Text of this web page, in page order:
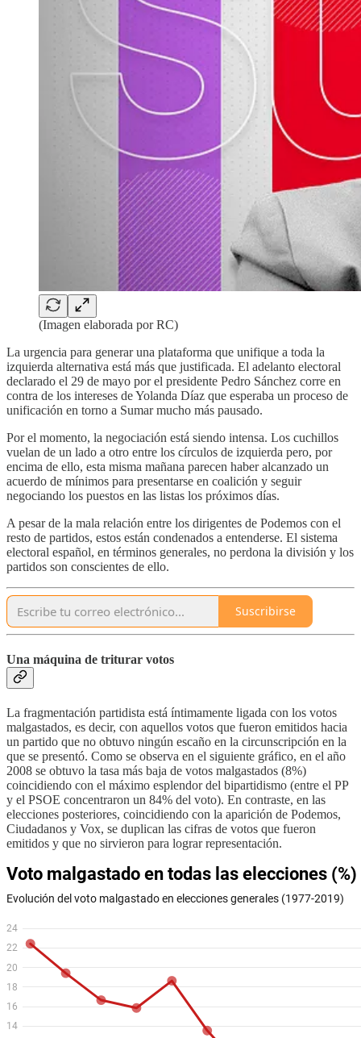
(Imagen elaborada por RC)
La urgencia para generar una plataforma que unifique a toda la
izquierda alternativa está más que justificada. El adelanto electoral
declarado el 29 de mayo por el presidente Pedro Sánchez corre en
contra de los intereses de Yolanda Díaz que esperaba un proceso de
unificación en torno a Sumar mucho más pausado.
Por el momento, la negociación está siendo intensa. Los cuchillos
vuelan de un lado a otro entre los círculos de izquierda pero, por
encima de ello, esta misma mañana parecen haber alcanzado un
acuerdo de mínimos para presentarse en coalición y seguir
negociando los puestos en las listas los próximos días.
A pesar de la mala relación entre los dirigentes de Podemos con el
resto de partidos, estos están condenados a entenderse. El sistema
electoral español, en términos generales, no perdona la división y los
partidos son conscientes de ello.
Suscribirse
Una máquina de triturar votos
La fragmentación partidista está íntimamente ligada con los votos
malgastados, es decir, con aquellos votos que fueron emitidos hacia
un partido que no obtuvo ningún escaño en la circunscripción en la
que se presentó. Como se observa en el siguiente gráfico, en el año
2008 se obtuvo la tasa más baja de votos malgastados (8%)
coincidiendo con el máximo esplendor del bipartidismo (entre el PP
y el PSOE concentraron un 84% del voto). En contraste, en las
elecciones posteriores, coincidiendo con la aparición de Podemos,
Ciudadanos y Vox, se duplican las cifras de votos que fueron
emitidos y que no sirvieron para lograr representación.